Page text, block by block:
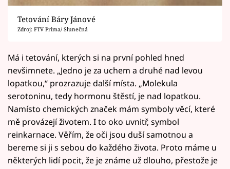
Tetování Báry Jánové
Zdroj: FTV Prima/ Slunečná
Má i tetování, kterých si na první pohled hned
nevšimnete. „Jedno je za uchem a druhé nad levou
lopatkou,“ prozrazuje další místa. „Molekula
serotoninu, tedy hormonu štěstí, je nad lopatkou.
Namísto chemických značek mám symboly věcí, které
mě provázejí životem. I to oko uvnitř, symbol
reinkarnace. Věřím, že oči jsou duší samotnou a
bereme si ji s sebou do každého života. Proto máme u
některých lidí pocit, že je známe už dlouho, přestože je